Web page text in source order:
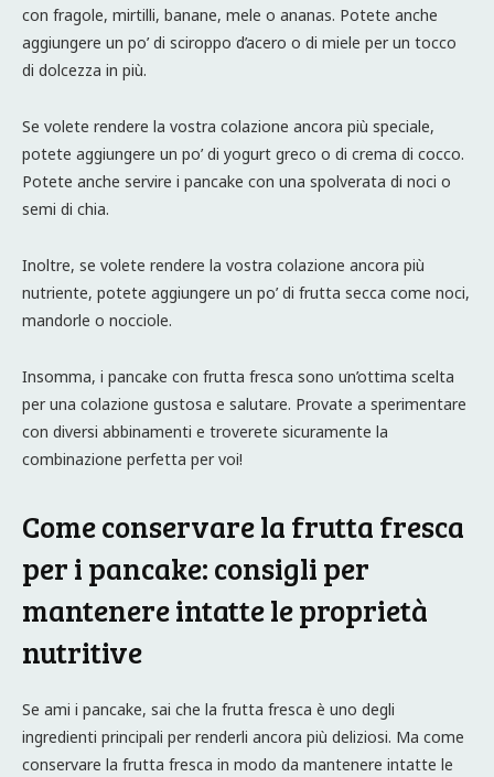
con fragole, mirtilli, banane, mele o ananas. Potete anche
aggiungere un po’ di sciroppo d’acero o di miele per un tocco
di dolcezza in più.
Se volete rendere la vostra colazione ancora più speciale,
potete aggiungere un po’ di yogurt greco o di crema di cocco.
Potete anche servire i pancake con una spolverata di noci o
semi di chia.
Inoltre, se volete rendere la vostra colazione ancora più
nutriente, potete aggiungere un po’ di frutta secca come noci,
mandorle o nocciole.
Insomma, i pancake con frutta fresca sono un’ottima scelta
per una colazione gustosa e salutare. Provate a sperimentare
con diversi abbinamenti e troverete sicuramente la
combinazione perfetta per voi!
Come conservare la frutta fresca
per i pancake: consigli per
mantenere intatte le proprietà
nutritive
Se ami i pancake, sai che la frutta fresca è uno degli
ingredienti principali per renderli ancora più deliziosi. Ma come
conservare la frutta fresca in modo da mantenere intatte le